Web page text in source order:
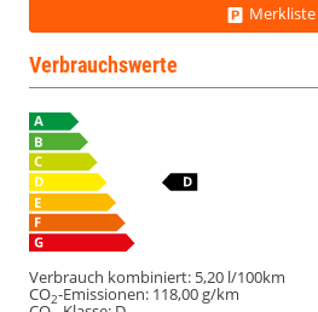
Merkliste
Verbrauchswerte
Verbrauch kombiniert: 5,20 l/100km
CO2-Emissionen: 118,00 g/km